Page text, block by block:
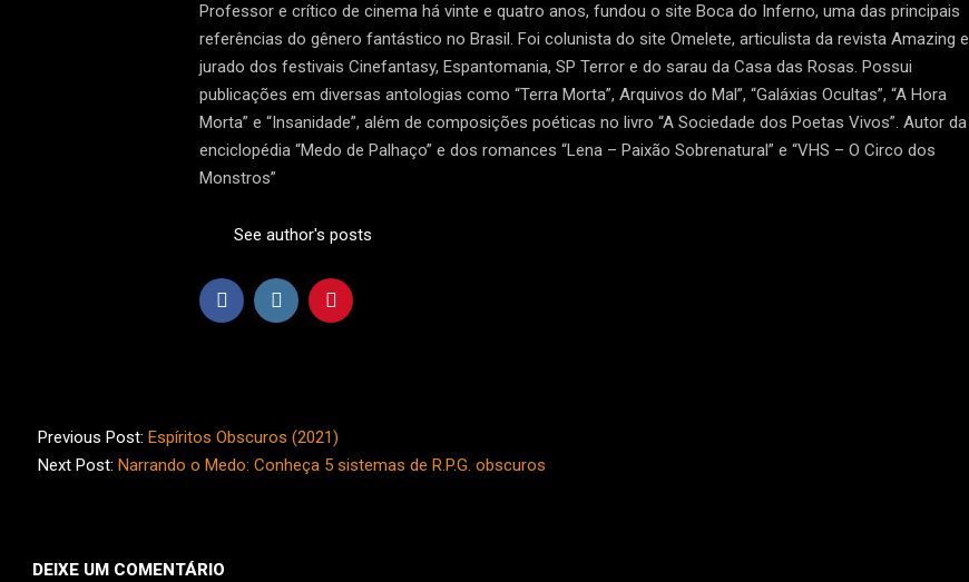
Professor e crítico de cinema há vinte e quatro anos, fundou o site Boca do Inferno, uma das principais
referências do gênero fantástico no Brasil. Foi colunista do site Omelete, articulista da revista Amazing e
jurado dos festivais Cinefantasy, Espantomania, SP Terror e do sarau da Casa das Rosas. Possui
publicações em diversas antologias como “Terra Morta”, Arquivos do Mal”, “Galáxias Ocultas”, “A Hora
Morta” e “Insanidade”, além de composições poéticas no livro “A Sociedade dos Poetas Vivos”. Autor da
enciclopédia “Medo de Palhaço” e dos romances “Lena – Paixão Sobrenatural” e “VHS – O Circo dos
Monstros”
See author's posts
01-
30
Previous Post: Espíritos Obscuros (2021)
Next Post: Narrando o Medo: Conheça 5 sistemas de R.P.G. obscuros
DEIXE UM COMENTÁRIO